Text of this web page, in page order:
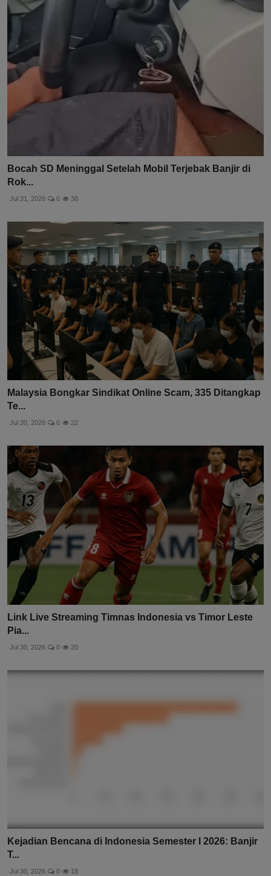
Bocah SD Meninggal Setelah Mobil Terjebak Banjir di
Rok...
Jul 31, 2026 0 38
Malaysia Bongkar Sindikat Online Scam, 335 Ditangkap
Te...
Jul 30, 2026 0 22
Link Live Streaming Timnas Indonesia vs Timor Leste
Pia...
Jul 30, 2026 0 20
Kejadian Bencana di Indonesia Semester I 2026: Banjir
T...
Jul 30, 2026 0 18